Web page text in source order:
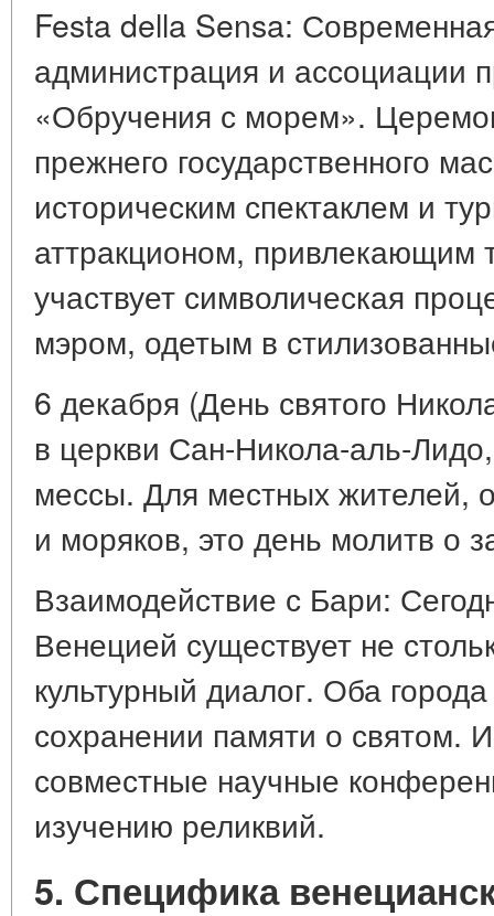
Festa della Sensa:
администрация и ассоциации
«Обручения с морем».
прежнего государственного
историческим спектаклем и
аттракционом, привлекающим
участвует символическая
мэром, одетым в
6 декабря (День святого
в церкви Сан-Никола-аль-
мессы. Для местных жителей,
и моряков, это день молитв о
Взаимодействие с Бари:
Венецией существует не
культурный диалог. Оба
сохранении памяти о святом.
совместные научные
изучению реликвий.
5. Специфика